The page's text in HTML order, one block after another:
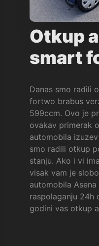
Otkup
smart
Danas smo radili
fortwo brabus
599ccm. Ovo je
ovakav primerak
automobila
smo radili otkup
stanju. Ako i vi
visak vam je
automobila
raspolaganju 24h
godini vas otkup